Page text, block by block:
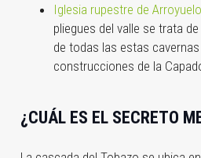
Iglesia rupestre de
pliegues del valle se trata
de todas las estas
construcciones de la
¿CUÁL ES EL SECRETO